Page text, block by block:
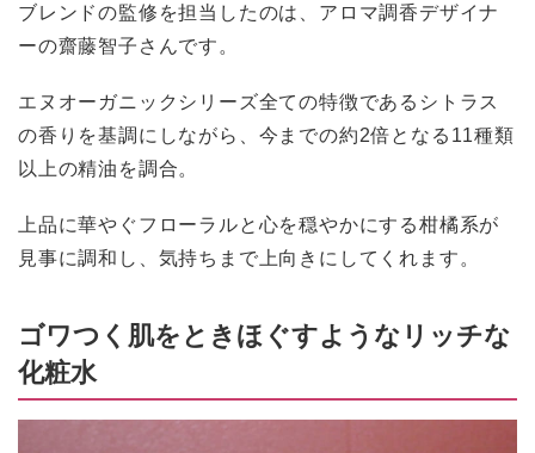
ブレンドの監修を担当したのは、アロマ調香デザイナ
ーの齋藤智子さんです。
エヌオーガニックシリーズ全ての特徴であるシトラス
の香りを基調にしながら、今までの約2倍となる11種類
以上の精油を調合。
上品に華やぐフローラルと心を穏やかにする柑橘系が
見事に調和し、気持ちまで上向きにしてくれます。
ゴワつく肌をときほぐすようなリッチな
化粧水